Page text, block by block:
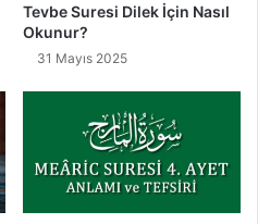
Tevbe Suresi Dilek İçin Nasıl
Okunur?
31 Mayıs 2025